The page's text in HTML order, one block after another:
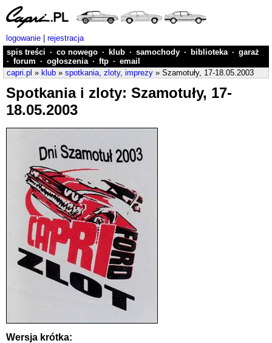
logowanie
rejestracja
spis treści · co nowego · klub · samochody · biblioteka · garaż
· forum · ogłoszenia · ftp · email
capri.pl » klub » spotkania, zloty, imprezy » Szamotuły, 17-18.05.2003
Spotkania i zloty: Szamotuły, 17-
18.05.2003
Wersja krótka: